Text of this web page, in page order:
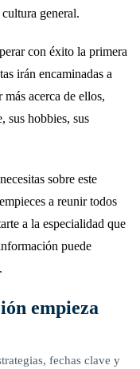
general.
con éxito la primera
irán encaminadas a
acerca de ellos,
sus hobbies, sus
sobre este
a reunir todos
a la especialidad que
puede
empieza
fechas clave y